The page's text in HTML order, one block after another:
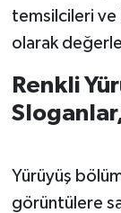
temsilcileri ve
olarak
Renkli
Yürüyüş
görüntülere